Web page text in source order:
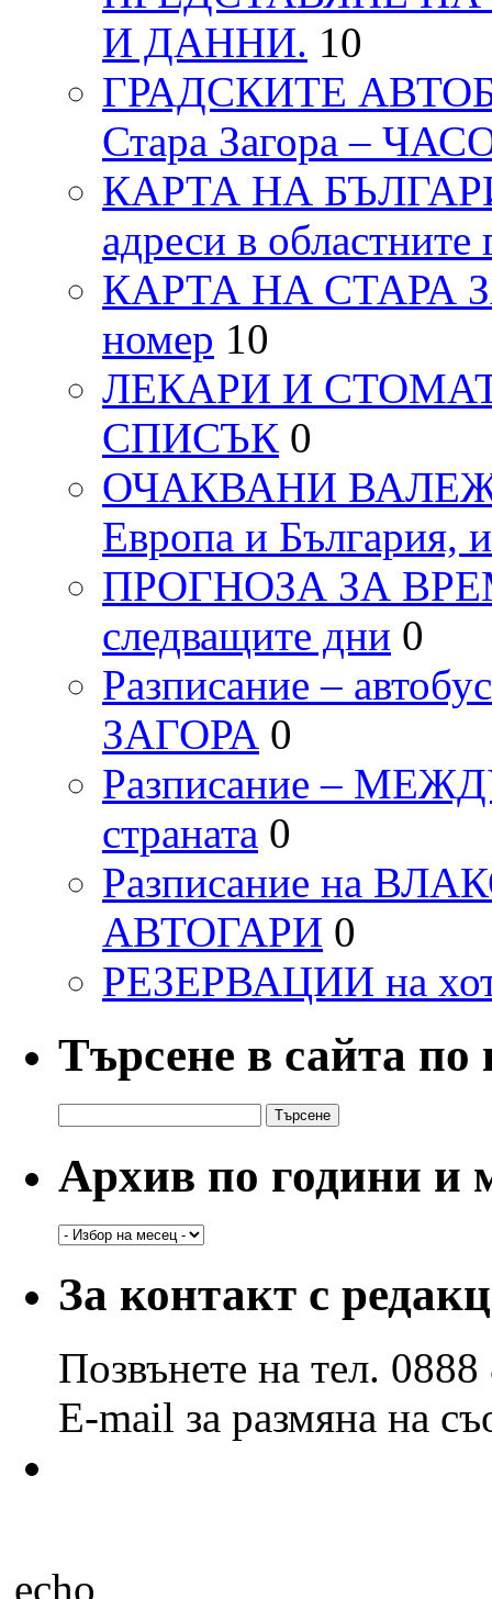
И ДАННИ. 10
ГРАДСКИТЕ
Стара Загора –
КАРТА НА
адреси в областните
КАРТА НА СТАРА
номер 10
ЛЕКАРИ И
СПИСЪК 0
ОЧАКВАНИ ВАЛЕЖИ
Европа и България,
ПРОГНОЗА ЗА
следващите дни 0
Разписание –
ЗАГОРА 0
Разписание –
страната 0
Разписание на
АВТОГАРИ 0
РЕЗЕРВАЦИИ на
Търсене в сайта
за:
Архив по години и
Архив
и
месеци
За контакт с
Позвънете на тел.
E-mail за размяна на
echo